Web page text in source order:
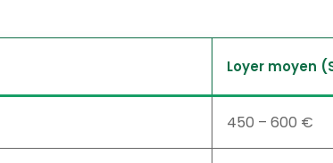
Loyer moyen
450 – 600 €